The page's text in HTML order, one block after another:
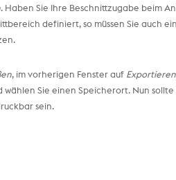
. Haben Sie Ihre Beschnittzugabe beim
definiert, so müssen Sie auch
, im vorherigen Fenster auf Exportieren
Sie einen Speicherort. Nun
sein.